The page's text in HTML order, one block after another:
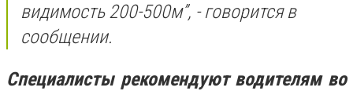
видимость 200-500м”, - говорится в
сообщении.
Специалисты рекомендуют водителям во